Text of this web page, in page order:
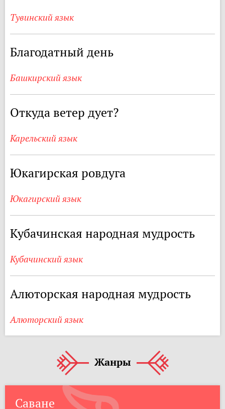
Тувинский язык
Благодатный день
Башкирский язык
Откуда ветер дует?
Карельский язык
Юкагирская ровдуга
Юкагирский язык
Кубачинская народная мудрость
Кубачинский язык
Алюторская народная мудрость
Алюторский язык
Жанры
Саване